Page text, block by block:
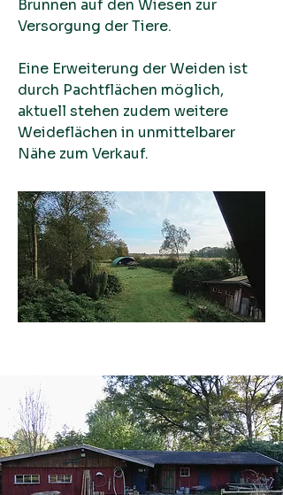
Brunnen auf den Wiesen zur
Versorgung der Tiere.
Eine Erweiterung der Weiden ist
durch Pachtflächen möglich,
aktuell stehen zudem weitere
Weideflächen in unmittelbarer
Nähe zum Verkauf.